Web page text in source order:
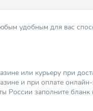
Тип дымохода
Коэфициент полезного
Диаметр дымохода (мм)
удобным для вас
или курьеру при
и при оплате
заполните бланк